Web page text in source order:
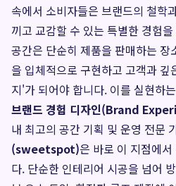
속에서 소비자들은 브랜드의 철학
끼고 교감할 수 있는 특별한 경험
공간은 단순히 제품을 판매하는 장
을 입체적으로 구현하고 고객과 깊
지'가 되어야 합니다. 이를 실현하
브랜드 경험 디자인(Brand
내 최고의 공간 기획 및 운영 전문
(sweetspot)은 바로 이 지점에
다. 단순한 인테리어 시공을 넘어